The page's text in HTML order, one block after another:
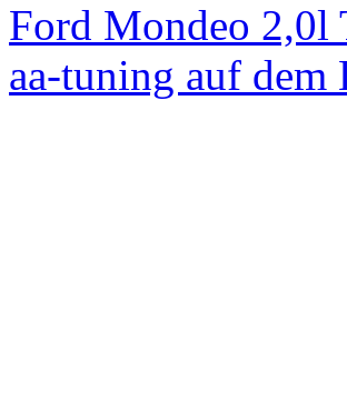
Ford Mondeo 2,0l
aa-tuning auf